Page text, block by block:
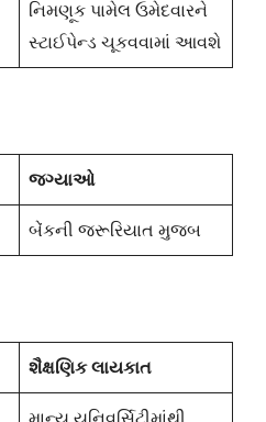
નિમણૂક પામેલ ઉમેદવારને
સ્ટાઈપેન્ડ ચૂકવવામાં આવશે
જગ્યાઓ
બેંકની જરૂરિયાત મુજબ
શૈક્ષણિક લાયકાત